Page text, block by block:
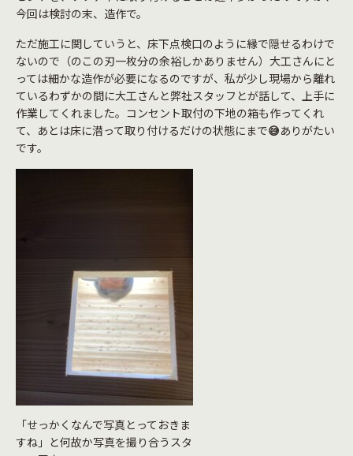
今回は検討の末、造作で。
ただ施工に関していうと、床下点検口のように縁で隠せるわけで
ないので（のこの刃一枚分の余裕しかありません）大工さんにと
っては細かな造作が必要になるのですが、私が少し現場から離れ
ているわずかの間に大工さんと弊社スタッフとが話して、上手に
作業してくれました。コンセント取付の下地の箱も作ってくれ
て、あとは床に潜って取り付けるだけの状態にまで😅ありがたい
です。
「せっかくなんで写真とっておきま
すね」と何故か写真を撮り合うスタ